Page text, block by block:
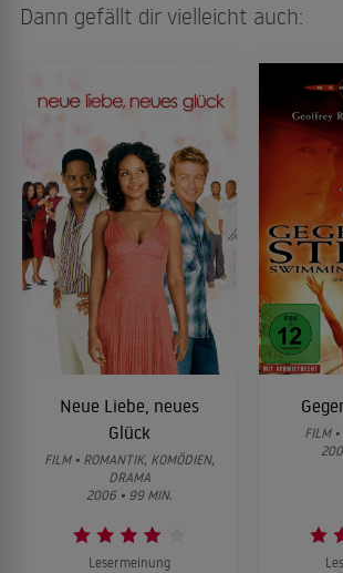
Dann gefällt dir vielleicht auch:
Neue Liebe, neues
Glück
FILM • ROMANTIK, KOMÖDIEN,
DRAMA
2006 • 99 MIN.
Lesermeinung
FILM